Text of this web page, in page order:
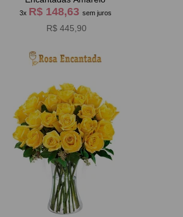
3x R$ 148,63 sem juros
R$ 445,90